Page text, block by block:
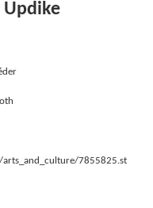
Updike
7855825.st